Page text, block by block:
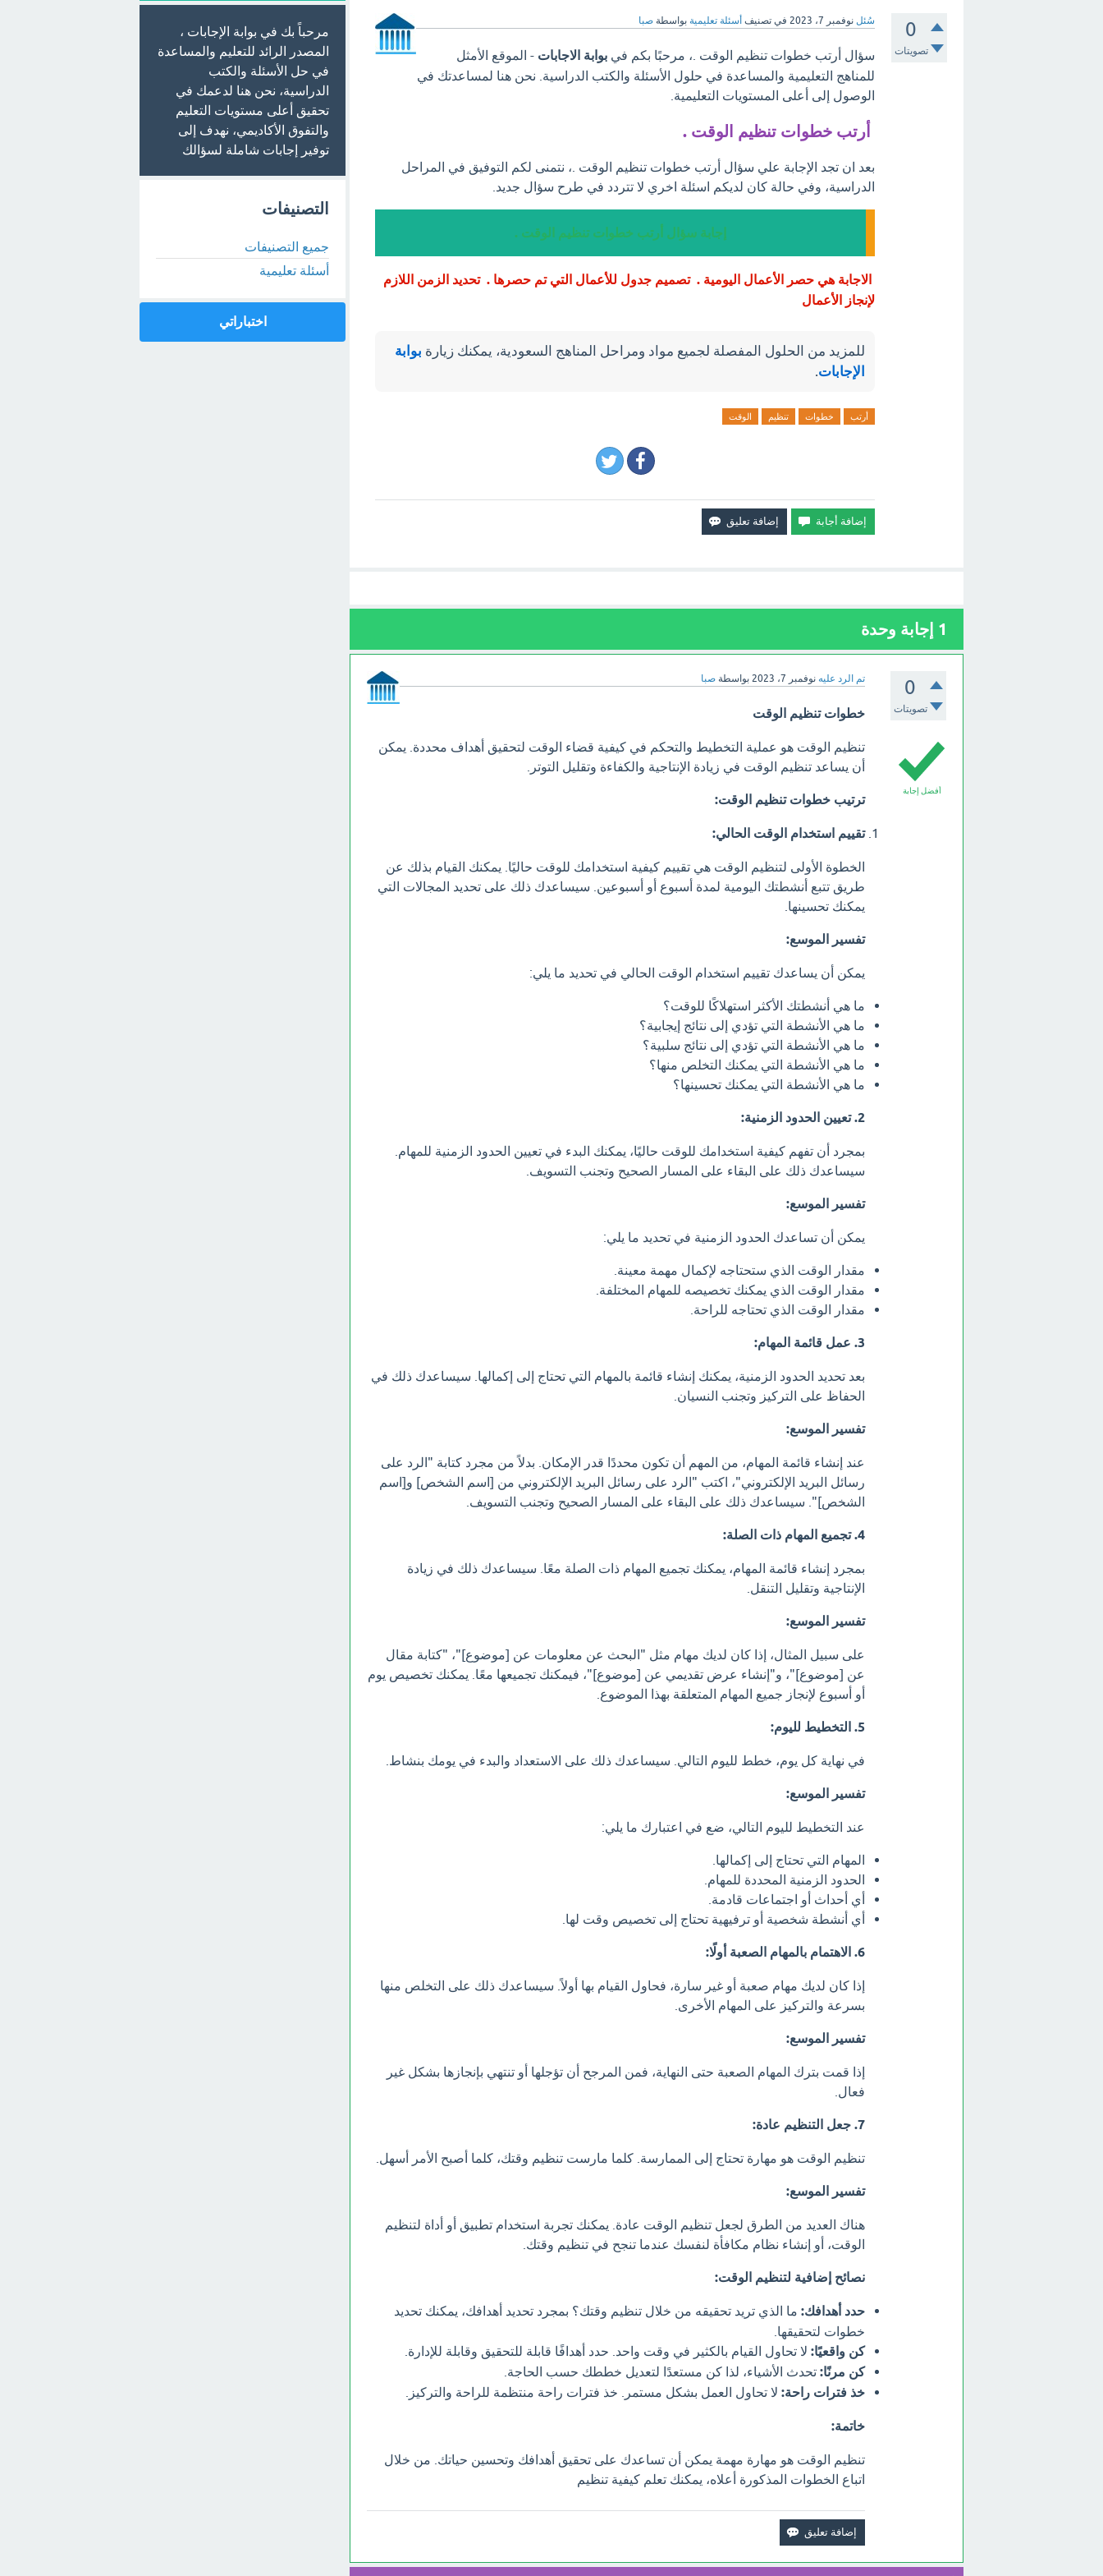
0
تصويتات
سُئل نوفمبر 7، 2023 في تصنيف أسئلة تعليمية بواسطة صبا
سؤال أرتب خطوات تنظيم الوقت .، مرحبًا بكم في بوابة الاجابات - الموقع الأمثل
للمناهج التعليمية والمساعدة في حلول الأسئلة والكتب الدراسية. نحن هنا لمساعدتك في
الوصول إلى أعلى المستويات التعليمية.
أرتب خطوات تنظيم الوقت .
بعد ان تجد الإجابة علي سؤال أرتب خطوات تنظيم الوقت .، نتمنى لكم التوفيق في المراحل
الدراسية، وفي حالة كان لديكم اسئلة اخري لا تتردد في طرح سؤال جديد.
إجابة سؤال أرتب خطوات تنظيم الوقت .
الاجابة هي حصر الأعمال اليومية . تصميم جدول للأعمال التي تم حصرها . تحديد الزمن اللازم
لإنجاز الأعمال
للمزيد من الحلول المفصلة لجميع مواد ومراحل المناهج السعودية، يمكنك زيارة بوابة
الإجابات.
أرتب خطوات تنظيم الوقت
1 إجابة وحدة
0
تصويتات
تم الرد عليه نوفمبر 7، 2023 بواسطة صبا
أفضل إجابة
خطوات تنظيم الوقت
تنظيم الوقت هو عملية التخطيط والتحكم في كيفية قضاء الوقت لتحقيق أهداف محددة. يمكن
أن يساعد تنظيم الوقت في زيادة الإنتاجية والكفاءة وتقليل التوتر.
ترتيب خطوات تنظيم الوقت:
تقييم استخدام الوقت الحالي:
الخطوة الأولى لتنظيم الوقت هي تقييم كيفية استخدامك للوقت حاليًا. يمكنك القيام بذلك عن
طريق تتبع أنشطتك اليومية لمدة أسبوع أو أسبوعين. سيساعدك ذلك على تحديد المجالات التي
يمكنك تحسينها.
تفسير الموسع:
يمكن أن يساعدك تقييم استخدام الوقت الحالي في تحديد ما يلي:
ما هي أنشطتك الأكثر استهلاكًا للوقت؟
ما هي الأنشطة التي تؤدي إلى نتائج إيجابية؟
ما هي الأنشطة التي تؤدي إلى نتائج سلبية؟
ما هي الأنشطة التي يمكنك التخلص منها؟
ما هي الأنشطة التي يمكنك تحسينها؟
2. تعيين الحدود الزمنية:
بمجرد أن تفهم كيفية استخدامك للوقت حاليًا، يمكنك البدء في تعيين الحدود الزمنية للمهام.
سيساعدك ذلك على البقاء على المسار الصحيح وتجنب التسويف.
تفسير الموسع:
يمكن أن تساعدك الحدود الزمنية في تحديد ما يلي:
مقدار الوقت الذي ستحتاجه لإكمال مهمة معينة.
مقدار الوقت الذي يمكنك تخصيصه للمهام المختلفة.
مقدار الوقت الذي تحتاجه للراحة.
3. عمل قائمة المهام:
بعد تحديد الحدود الزمنية، يمكنك إنشاء قائمة بالمهام التي تحتاج إلى إكمالها. سيساعدك ذلك في
الحفاظ على التركيز وتجنب النسيان.
تفسير الموسع:
عند إنشاء قائمة المهام، من المهم أن تكون محددًا قدر الإمكان. بدلاً من مجرد كتابة "الرد على
رسائل البريد الإلكتروني"، اكتب "الرد على رسائل البريد الإلكتروني من [اسم الشخص] و[اسم
الشخص]". سيساعدك ذلك على البقاء على المسار الصحيح وتجنب التسويف.
4. تجميع المهام ذات الصلة:
بمجرد إنشاء قائمة المهام، يمكنك تجميع المهام ذات الصلة معًا. سيساعدك ذلك في زيادة
الإنتاجية وتقليل التنقل.
تفسير الموسع:
على سبيل المثال، إذا كان لديك مهام مثل "البحث عن معلومات عن [موضوع]"، "كتابة مقال
عن [موضوع]"، و"إنشاء عرض تقديمي عن [موضوع]"، فيمكنك تجميعها معًا. يمكنك تخصيص يوم
أو أسبوع لإنجاز جميع المهام المتعلقة بهذا الموضوع.
5. التخطيط لليوم:
في نهاية كل يوم، خطط لليوم التالي. سيساعدك ذلك على الاستعداد والبدء في يومك بنشاط.
تفسير الموسع:
عند التخطيط لليوم التالي، ضع في اعتبارك ما يلي:
المهام التي تحتاج إلى إكمالها.
الحدود الزمنية المحددة للمهام.
أي أحداث أو اجتماعات قادمة.
أي أنشطة شخصية أو ترفيهية تحتاج إلى تخصيص وقت لها.
6. الاهتمام بالمهام الصعبة أولًا:
إذا كان لديك مهام صعبة أو غير سارة، فحاول القيام بها أولاً. سيساعدك ذلك على التخلص منها
بسرعة والتركيز على المهام الأخرى.
تفسير الموسع:
إذا قمت بترك المهام الصعبة حتى النهاية، فمن المرجح أن تؤجلها أو تنتهي بإنجازها بشكل غير
فعال.
7. جعل التنظيم عادة:
تنظيم الوقت هو مهارة تحتاج إلى الممارسة. كلما مارست تنظيم وقتك، كلما أصبح الأمر أسهل.
تفسير الموسع:
هناك العديد من الطرق لجعل تنظيم الوقت عادة. يمكنك تجربة استخدام تطبيق أو أداة لتنظيم
الوقت، أو إنشاء نظام مكافأة لنفسك عندما تنجح في تنظيم وقتك.
نصائح إضافية لتنظيم الوقت:
حدد أهدافك:ما الذي تريد تحقيقه من خلال تنظيم وقتك؟ بمجرد تحديد أهدافك، يمكنك تحديد
خطوات لتحقيقها.
كن واقعيًا:لا تحاول القيام بالكثير في وقت واحد. حدد أهدافًا قابلة للتحقيق وقابلة للإدارة.
كن مرنًا:تحدث الأشياء، لذا كن مستعدًا لتعديل خططك حسب الحاجة.
خذ فترات راحة:لا تحاول العمل بشكل مستمر. خذ فترات راحة منتظمة للراحة والتركيز.
خاتمة:
تنظيم الوقت هو مهارة مهمة يمكن أن تساعدك على تحقيق أهدافك وتحسين حياتك. من خلال
اتباع الخطوات المذكورة أعلاه، يمكنك تعلم كيفية تنظيم
مرحباً بك في بوابة الإجابات ،
المصدر الرائد للتعليم والمساعدة
في حل الأسئلة والكتب
الدراسية، نحن هنا لدعمك في
تحقيق أعلى مستويات التعليم
والتفوق الأكاديمي، نهدف إلى
توفير إجابات شاملة لسؤالك
التصنيفات
جميع التصنيفات
أسئلة تعليمية
اختباراتي